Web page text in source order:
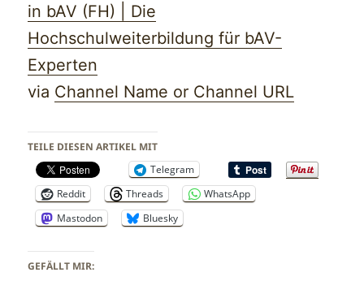
in bAV (FH) | Die
Hochschulweiterbildung für bAV-
Experten
via Channel Name or Channel URL
TEILE DIESEN ARTIKEL MIT
Telegram
Reddit
Threads
WhatsApp
Mastodon
Bluesky
GEFÄLLT MIR: